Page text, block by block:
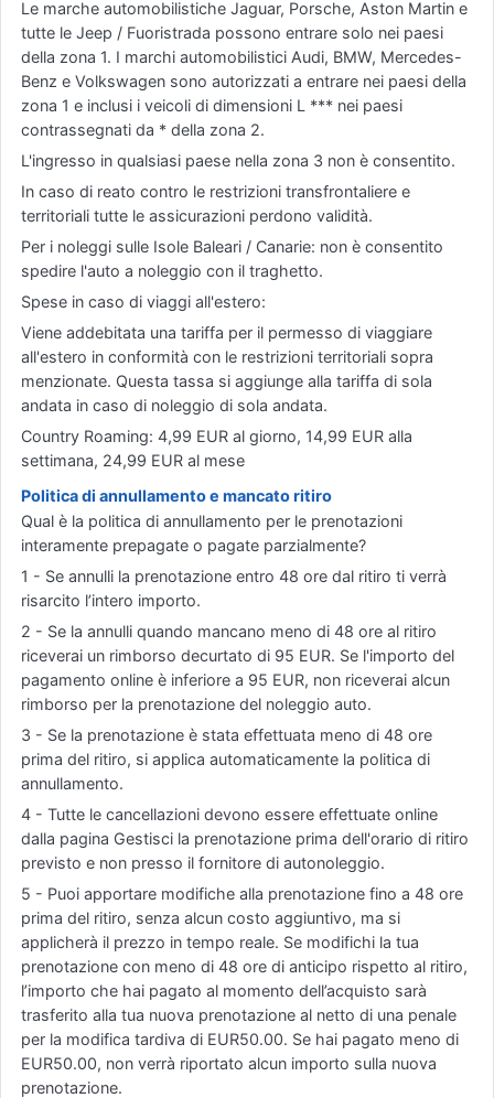
Le marche automobilistiche Jaguar, Porsche, Aston Martin e
tutte le Jeep / Fuoristrada possono entrare solo nei paesi
della zona 1. I marchi automobilistici Audi, BMW, Mercedes-
Benz e Volkswagen sono autorizzati a entrare nei paesi della
zona 1 e inclusi i veicoli di dimensioni L *** nei paesi
contrassegnati da * della zona 2.
L'ingresso in qualsiasi paese nella zona 3 non è consentito.
In caso di reato contro le restrizioni transfrontaliere e
territoriali tutte le assicurazioni perdono validità.
Per i noleggi sulle Isole Baleari / Canarie: non è consentito
spedire l'auto a noleggio con il traghetto.
Spese in caso di viaggi all'estero:
Viene addebitata una tariffa per il permesso di viaggiare
all'estero in conformità con le restrizioni territoriali sopra
menzionate. Questa tassa si aggiunge alla tariffa di sola
andata in caso di noleggio di sola andata.
Country Roaming: 4,99 EUR al giorno, 14,99 EUR alla
settimana, 24,99 EUR al mese
Politica di annullamento e mancato ritiro
Qual è la politica di annullamento per le prenotazioni
interamente prepagate o pagate parzialmente?
1 - Se annulli la prenotazione entro 48 ore dal ritiro ti verrà
risarcito l’intero importo.
2 - Se la annulli quando mancano meno di 48 ore al ritiro
riceverai un rimborso decurtato di 95 EUR. Se l'importo del
pagamento online è inferiore a 95 EUR, non riceverai alcun
rimborso per la prenotazione del noleggio auto.
3 - Se la prenotazione è stata effettuata meno di 48 ore
prima del ritiro, si applica automaticamente la politica di
annullamento.
4 - Tutte le cancellazioni devono essere effettuate online
dalla pagina Gestisci la prenotazione prima dell'orario di ritiro
previsto e non presso il fornitore di autonoleggio.
5 - Puoi apportare modifiche alla prenotazione fino a 48 ore
prima del ritiro, senza alcun costo aggiuntivo, ma si
applicherà il prezzo in tempo reale. Se modifichi la tua
prenotazione con meno di 48 ore di anticipo rispetto al ritiro,
l’importo che hai pagato al momento dell’acquisto sarà
trasferito alla tua nuova prenotazione al netto di una penale
per la modifica tardiva di EUR50.00. Se hai pagato meno di
EUR50.00, non verrà riportato alcun importo sulla nuova
prenotazione.